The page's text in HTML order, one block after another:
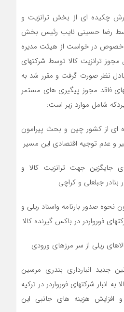
چکیده ای از بخش ترانزیت و
رضا حسینی نایب رئیس بخش
در خواست از هیئت مدیره
ترانزیت کالا توسط شرکتهای
نظر صورت گرفت و مقرر شد به
فاقد مجوز پیگیری های مستمر
شامل موارد زیر است:
ای از کشور چین و بحث پیرامون
و عدم توجیه اقتصادی این مسیر
جایگزین جهت ترانزیت کالا و
جبلعلی و کراچی
نحوه صدور بارنامه واسناد ریلی و
فورواردر در باکس گیرنده کالا
ریلی از سر مرزهای ورودی
جدید انبارداری بندری مرسین
به انبار شرکتهای فورواردر در ترکیه
هزینه های جانبی این